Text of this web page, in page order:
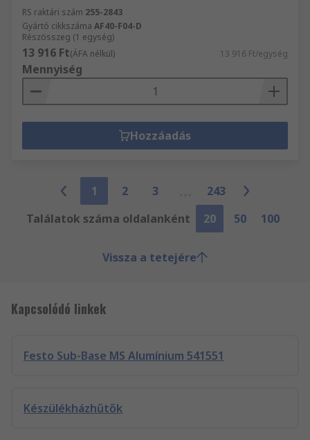
RS raktári szám 255-2843
Gyártó cikkszáma AF40-F04-D
Részösszeg (1 egység)
13 916 Ft(ÁFA nélkül) 13 916 Ft/egység
Mennyiség
Hozzáadás
1 2 3
243
Találatok száma oldalanként
20 50 100
Vissza a tetejére
Kapcsolódó linkek
Festo Sub-Base MS Alumínium 541551
Készülékházhűtők